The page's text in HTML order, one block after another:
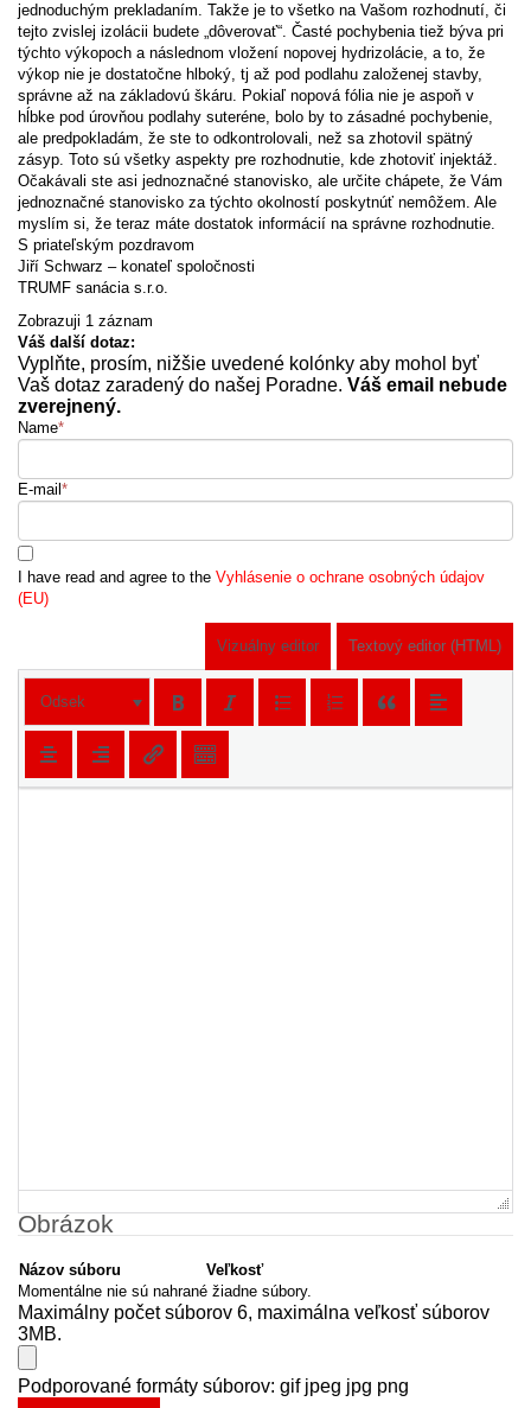
jednoduchým prekladaním. Takže je to všetko na Vašom rozhodnutí, či
tejto zvislej izolácii budete „dôverovať“. Časté pochybenia tiež býva pri
týchto výkopoch a následnom vložení nopovej hydrizolácie, a to, že
výkop nie je dostatočne hlboký, tj až pod podlahu založenej stavby,
správne až na základovú škáru. Pokiaľ nopová fólia nie je aspoň v
hĺbke pod úrovňou podlahy suteréne, bolo by to zásadné pochybenie,
ale predpokladám, že ste to odkontrolovali, než sa zhotovil spätný
zásyp. Toto sú všetky aspekty pre rozhodnutie, kde zhotoviť injektáž.
Očakávali ste asi jednoznačné stanovisko, ale určite chápete, že Vám
jednoznačné stanovisko za týchto okolností poskytnúť nemôžem. Ale
myslím si, že teraz máte dostatok informácií na správne rozhodnutie.
S priateľským pozdravom
Jiří Schwarz – konateľ spoločnosti
TRUMF sanácia s.r.o.
Zobrazuji 1 záznam
Váš další dotaz:
Vyplňte, prosím, nižšie uvedené kolónky aby mohol byť
Vaš dotaz zaradený do našej Poradne. Váš email nebude
zverejnený.
Name*
E-mail *
I have read and agree to the Vyhlásenie o ochrane osobných údajov
(EU)
Vizuálny editor Textový editor (HTML)
Odsek
Obrázok
Názov súboru
Veľkosť
Momentálne nie sú nahrané žiadne súbory.
Maximálny počet súborov 6, maximálna veľkosť súborov
3MB.
Podporované formáty súborov: gif jpeg jpg png